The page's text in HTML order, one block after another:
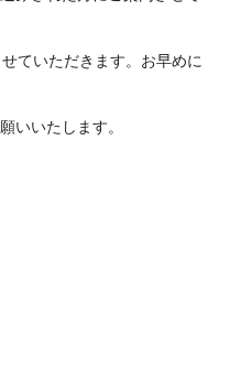
ていただきます。お早めに
いいたします。